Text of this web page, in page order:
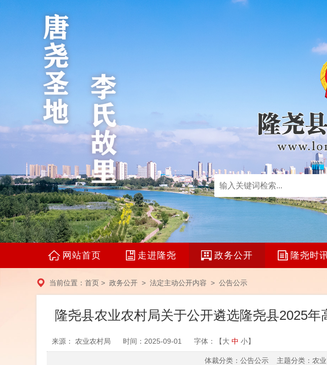
网站首页 走进隆尧 政务公开 隆尧时
当前位置： 首页 > 政务公开 > 法定主动公开内容 > 公告公示
隆尧县农业农村局关于公开遴选隆尧县2025
来源： 农业农村局 时间：2025-09-01 字体：【大 中 小】
体裁分类：公告公示 主题分类：农